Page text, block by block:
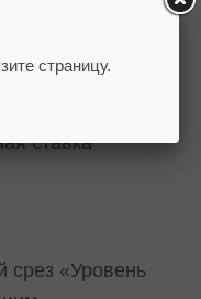
назначена
ставка
срез «Уровень
страницу.